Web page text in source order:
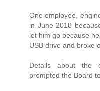
One employee,
in June 2018
let him go because
USB drive and broke
Details about the
prompted the Board